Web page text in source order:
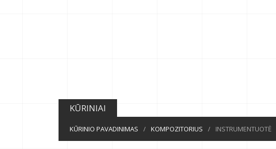
KŪRINIAI
KŪRINIO PAVADINIMAS / KOMPOZITORIUS / INSTRUMENTUOTĖ